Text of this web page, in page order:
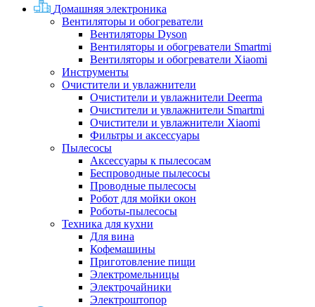
Домашняя электроника
Вентиляторы и обогреватели
Вентиляторы Dyson
Вентиляторы и обогреватели Smartmi
Вентиляторы и обогреватели Xiaomi
Инструменты
Очистители и увлажнители
Очистители и увлажнители Deerma
Очистители и увлажнители Smartmi
Очистители и увлажнители Xiaomi
Фильтры и аксессуары
Пылесосы
Аксессуары к пылесосам
Беспроводные пылесосы
Проводные пылесосы
Робот для мойки окон
Роботы-пылесосы
Техника для кухни
Для вина
Кофемашины
Приготовление пищи
Электромельницы
Электрочайники
Электроштопор